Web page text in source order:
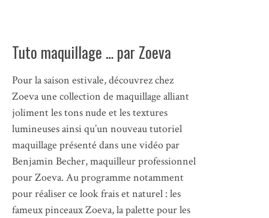
Tuto maquillage … par Zoeva
Pour la saison estivale, découvrez chez
Zoeva une collection de maquillage alliant
joliment les tons nude et les textures
lumineuses ainsi qu’un nouveau tutoriel
maquillage présenté dans une vidéo par
Benjamin Becher, maquilleur professionnel
pour Zoeva. Au programme notamment
pour réaliser ce look frais et naturel : les
fameux pinceaux Zoeva, la palette pour les